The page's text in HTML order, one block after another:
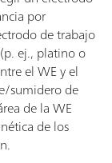
por
de trabajo
ej., platino o
el WE y el
sumidero de
de la WE
de los